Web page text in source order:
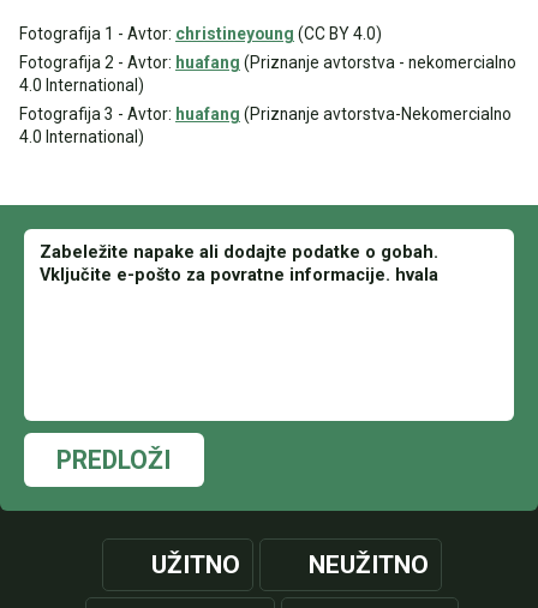
Fotografija 1 - Avtor: christineyoung (CC BY 4.0)
Fotografija 2 - Avtor: huafang (Priznanje avtorstva - nekomercialno
4.0 International)
Fotografija 3 - Avtor: huafang (Priznanje avtorstva-Nekomercialno
4.0 International)
PREDLOŽI
UŽITNO NEUŽITNO